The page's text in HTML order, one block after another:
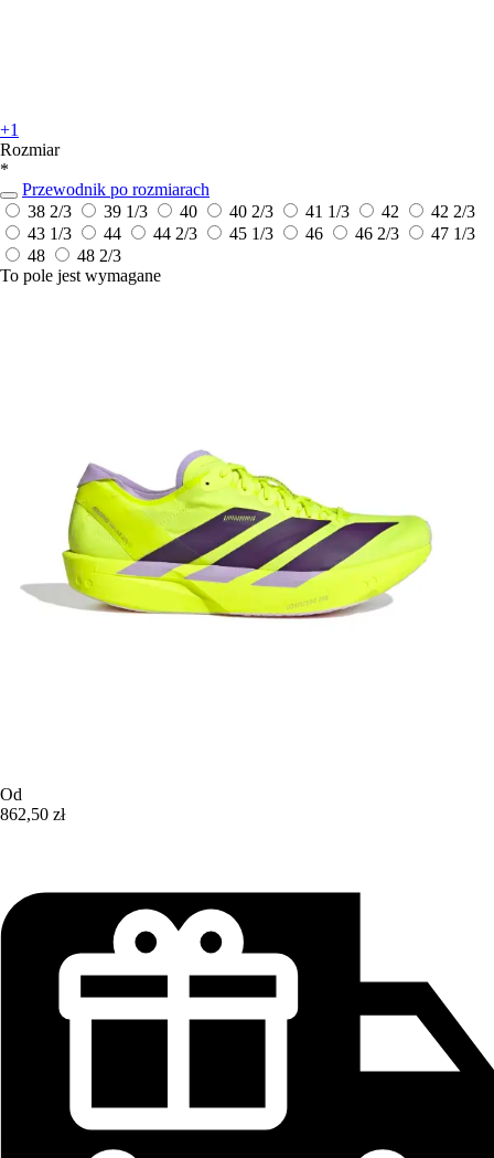
+1
Rozmiar
*
Przewodnik po rozmiarach
38 2/3
39 1/3 40 40 2/3 41 1/3 42
42 2/3
43 1/3
44 44 2/3 45 1/3 46 46 2/3
47 1/3
48
48 2/3
To pole jest wymagane
Od
862,50 zł